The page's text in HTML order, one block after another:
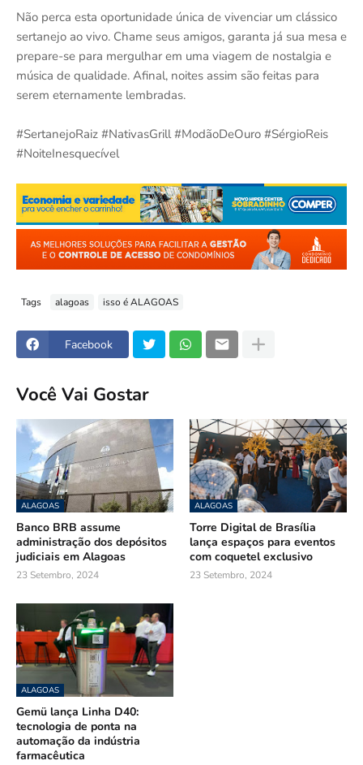
Não perca esta oportunidade única de vivenciar um clássico
sertanejo ao vivo. Chame seus amigos, garanta já sua mesa e
prepare-se para mergulhar em uma viagem de nostalgia e
música de qualidade. Afinal, noites assim são feitas para
serem eternamente lembradas.
#SertanejoRaiz #NativasGrill #ModãoDeOuro #SérgioReis
#NoiteInesquecível
Tags alagoas isso é ALAGOAS
Facebook
Você Vai Gostar
ALAGOAS
Banco BRB assume
administração dos depósitos
judiciais em Alagoas
23 Setembro, 2024
ALAGOAS
Torre Digital de Brasília
lança espaços para eventos
com coquetel exclusivo
23 Setembro, 2024
ALAGOAS
Gemü lança Linha D40:
tecnologia de ponta na
automação da indústria
farmacêutica